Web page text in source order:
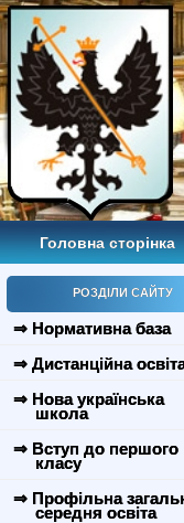
Головна сторінка
РОЗДІЛИ САЙТУ
⇒ Нормативна база
⇒ Дистанційна
⇒ Нова українська
школа
⇒ Вступ до першого
класу
⇒ Профільна
середня освіта